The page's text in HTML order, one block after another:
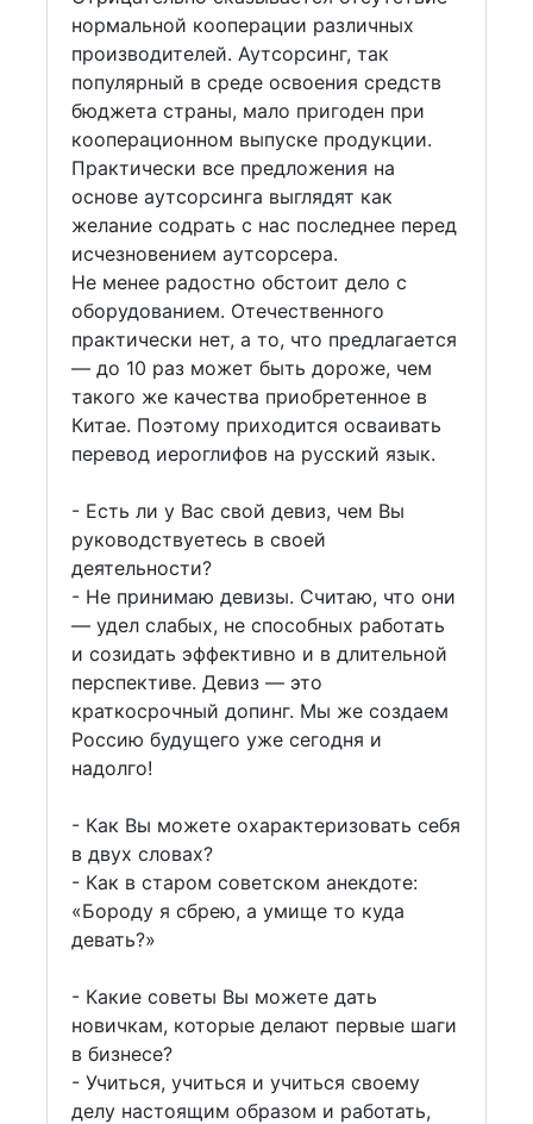
нормальной кооперации различных
производителей. Аутсорсинг, так
популярный в среде освоения средств
бюджета страны, мало пригоден при
кооперационном выпуске продукции.
Практически все предложения на
основе аутсорсинга выглядят как
желание содрать с нас последнее перед
исчезновением аутсорсера.
Не менее радостно обстоит дело с
оборудованием. Отечественного
практически нет, а то, что предлагается
— до 10 раз может быть дороже, чем
такого же качества приобретенное в
Китае. Поэтому приходится осваивать
перевод иероглифов на русский язык.
- Есть ли у Вас свой девиз, чем Вы
руководствуетесь в своей
деятельности?
- Не принимаю девизы. Считаю, что они
— удел слабых, не способных работать
и созидать эффективно и в длительной
перспективе. Девиз — это
краткосрочный допинг. Мы же создаем
Россию будущего уже сегодня и
надолго!
- Как Вы можете охарактеризовать себя
в двух словах?
- Как в старом советском анекдоте:
«Бороду я сбрею, а умище то куда
девать?»
- Какие советы Вы можете дать
новичкам, которые делают первые шаги
в бизнесе?
- Учиться, учиться и учиться своему
делу настоящим образом и работать,